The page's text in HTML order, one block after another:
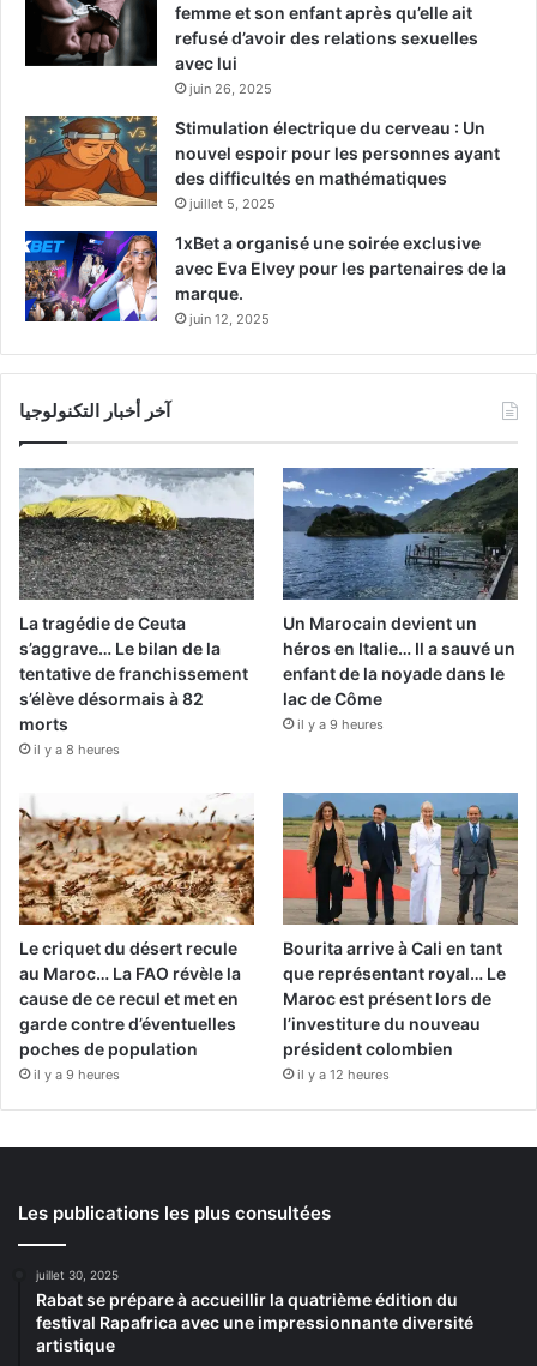
femme et son enfant après qu’elle ait
refusé d’avoir des relations sexuelles
avec lui
juin 26, 2025
Stimulation électrique du cerveau : Un
nouvel espoir pour les personnes ayant
des difficultés en mathématiques
juillet 5, 2025
1xBet a organisé une soirée exclusive
avec Eva Elvey pour les partenaires de la
marque.
juin 12, 2025
آخر أخبار التكنولوجيا
La tragédie de Ceuta
s’aggrave… Le bilan de la
tentative de franchissement
s’élève désormais à 82
morts
il y a 8 heures
Un Marocain devient un
héros en Italie… Il a sauvé un
enfant de la noyade dans le
lac de Côme
il y a 9 heures
Le criquet du désert recule
au Maroc… La FAO révèle la
cause de ce recul et met en
garde contre d’éventuelles
poches de population
il y a 9 heures
Bourita arrive à Cali en tant
que représentant royal… Le
Maroc est présent lors de
l’investiture du nouveau
président colombien
il y a 12 heures
Les publications les plus consultées
juillet 30, 2025
Rabat se prépare à accueillir la quatrième édition du
festival Rapafrica avec une impressionnante diversité
artistique